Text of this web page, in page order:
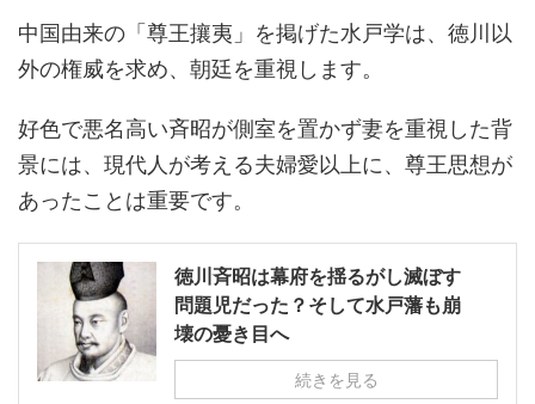
中国由来の「尊王攘夷」を掲げた水戸学は、徳川以
外の権威を求め、朝廷を重視します。
好色で悪名高い斉昭が側室を置かず妻を重視した背
景には、現代人が考える夫婦愛以上に、尊王思想が
あったことは重要です。
徳川斉昭は幕府を揺るがし滅ぼす
問題児だった？そして水戸藩も崩
壊の憂き目へ
続きを見る